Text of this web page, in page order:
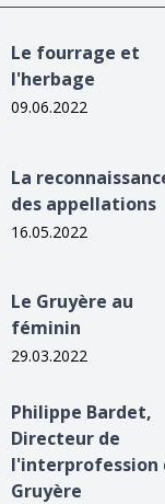
Le fourrage et
l'herbage
09.06.2022
La
des appellations
16.05.2022
Le Gruyère au
féminin
29.03.2022
de
Philippe Bardet,
Directeur de
l'interprofession
Gruyère